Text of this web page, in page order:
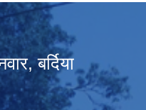
बर्दिया